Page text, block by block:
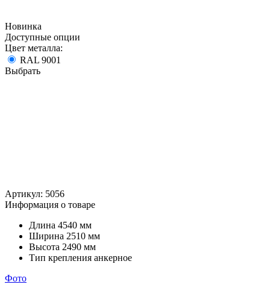
Новинка
Доступные опции
Цвет металла:
RAL 9001
Выбрать
Артикул: 5056
Информация о товаре
Длина 4540 мм
Ширина 2510 мм
Высота 2490 мм
Тип крепления анкерное
Фото